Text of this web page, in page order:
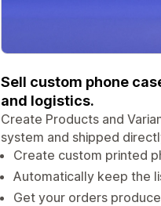
Sell custom phone
and logistics.
Create Products and
system and shipped
Create custom printed
Automatically keep the
Get your orders